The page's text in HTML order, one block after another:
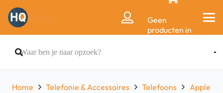
Geen
producten in
Home Telefonie & Accessoires Telefoons Apple